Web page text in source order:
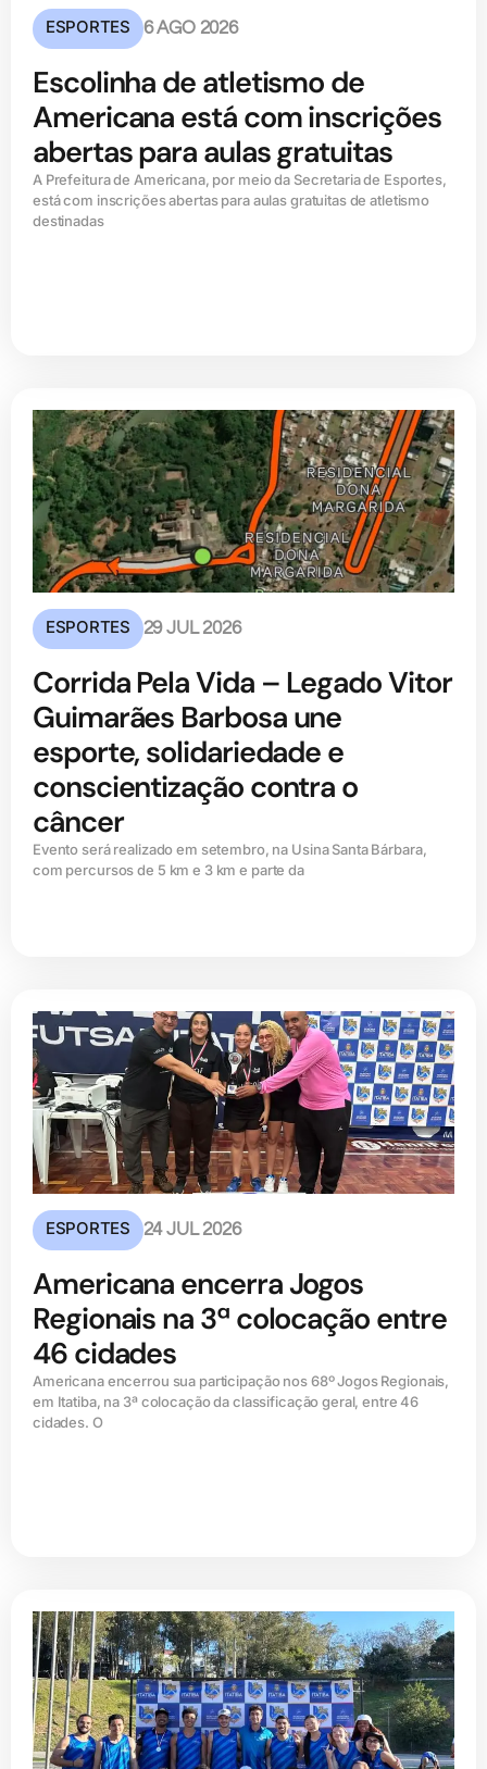
ESPORTES 6 AGO 2026
Escolinha de atletismo de
Americana está com inscrições
abertas para aulas gratuitas
A Prefeitura de Americana, por meio da Secretaria de Esportes,
está com inscrições abertas para aulas gratuitas de atletismo
destinadas
ESPORTES 29 JUL 2026
Corrida Pela Vida – Legado Vitor
Guimarães Barbosa une
esporte, solidariedade e
conscientização contra o
câncer
Evento será realizado em setembro, na Usina Santa Bárbara,
com percursos de 5 km e 3 km e parte da
ESPORTES 24 JUL 2026
Americana encerra Jogos
Regionais na 3ª colocação entre
46 cidades
Americana encerrou sua participação nos 68º Jogos Regionais,
em Itatiba, na 3ª colocação da classificação geral, entre 46
cidades. O